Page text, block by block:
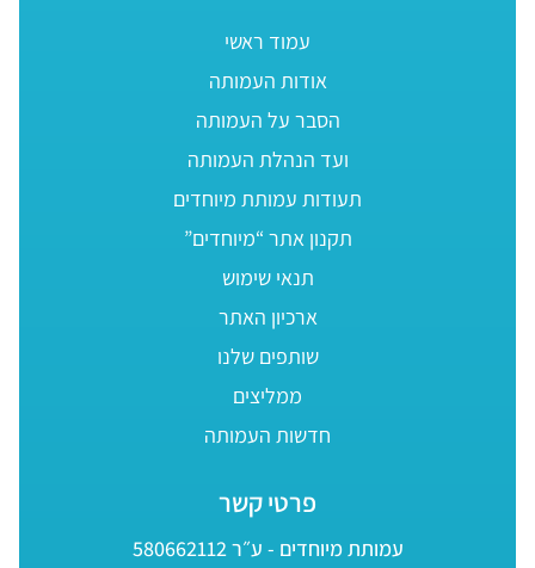
עמוד ראשי
אודות העמותה
הסבר על העמותה
ועד הנהלת העמותה
תעודות עמותת מיוחדים
תקנון אתר “מיוחדים”
תנאי שימוש
ארכיון האתר
שותפים שלנו
ממליצים
חדשות העמותה
פרטי קשר
עמותת מיוחדים - ע״ר 580662112